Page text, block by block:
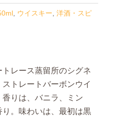
, ウイスキー 洋酒・スピ
レース蒸留所のシグネ
トレートバーボンウイ
香りは、バニラ、ミン
り。味わいは、最初は黒